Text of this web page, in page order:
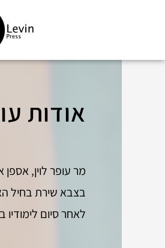
אודות
בצבא שירת בחיל
לאחר סיום